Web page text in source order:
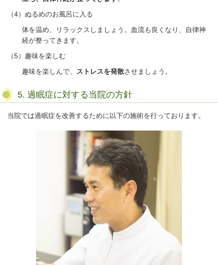
（4）ぬるめのお風呂に入る
体を温め、リラックスしましょう。血流も良くなり、自律神
経が整ってきます。
（5）趣味を楽しむ
趣味を楽しんで、 ストレスを発散させましょう。
5. 過眠症に対する当院の方針
当院では過眠症を改善するために以下の施術を行っております。